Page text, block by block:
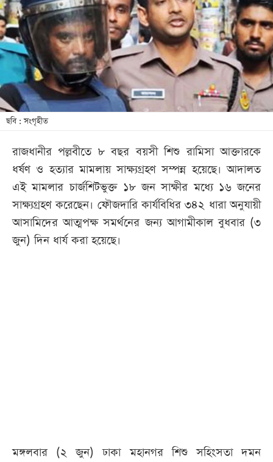
খেলা
বিনোদন
লাইফ
স্টাইল
শিক্ষা
তথ্যপ্রযুক্তি
বিভাগ
ছবি
ভিডিও
ছবি : সংগৃহীত
রাজধানীর পল্লবীতে ৮ বছর বয়সী শিশু রামিসা আক্তারকে
ধর্ষণ ও হত্যার মামলায় সাক্ষ্যগ্রহণ সম্পন্ন হয়েছে। আদালত
এই মামলার চার্জশিটভুক্ত ১৮ জন সাক্ষীর মধ্যে ১৬ জনের
সাক্ষ্যগ্রহণ করেছেন। ফৌজদারি কার্যবিধির ৩৪২ ধারা অনুযায়ী
আসামিদের আত্মপক্ষ সমর্থনের জন্য আগামীকাল বুধবার (৩
জুন) দিন ধার্য করা হয়েছে।
মঙ্গলবার (২ জুন) ঢাকা মহানগর শিশু সহিংসতা দমন